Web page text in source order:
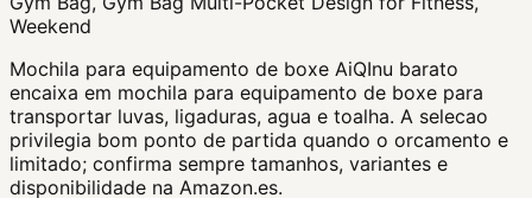
Weekend
Mochila para equipamento de boxe AiQInu barato
encaixa em mochila para equipamento de boxe para
transportar luvas, ligaduras, agua e toalha. A selecao
privilegia bom ponto de partida quando o orcamento e
limitado; confirma sempre tamanhos, variantes e
disponibilidade na Amazon.es.